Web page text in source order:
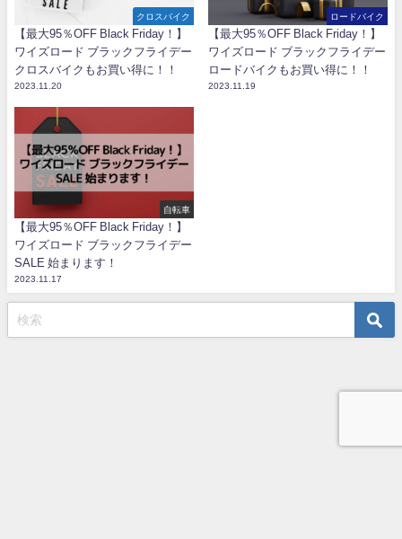
クロスバイク
【最大95％OFF Black Friday！】
ワイズロード ブラックフライデー
クロスバイクもお買い得に！！
2023.11.20
ロードバイク
【最大95％OFF Black Friday！】
ワイズロード ブラックフライデー
ロードバイクもお買い得に！！
2023.11.19
自転車
【最大95％OFF Black Friday！】
ワイズロード ブラックフライデー
SALE 始まります！
2023.11.17